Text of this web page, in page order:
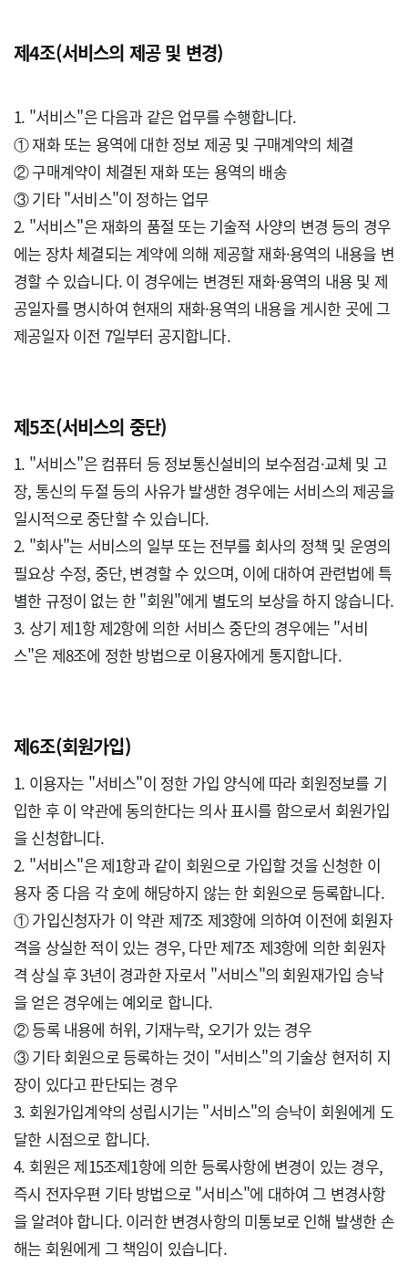
제4조(서비스의 제공 및 변경)
1. "서비스"은 다음과 같은 업무를 수행합니다.
① 재화 또는 용역에 대한 정보 제공 및 구매계약의 체결
② 구매계약이 체결된 재화 또는 용역의 배송
③ 기타 "서비스"이 정하는 업무
2. "서비스"은 재화의 품절 또는 기술적 사양의 변경 등의 경우
에는 장차 체결되는 계약에 의해 제공할 재화·용역의 내용을 변
경할 수 있습니다. 이 경우에는 변경된 재화·용역의 내용 및 제
공일자를 명시하여 현재의 재화·용역의 내용을 게시한 곳에 그
제공일자 이전 7일부터 공지합니다.
제5조(서비스의 중단)
1. "서비스"은 컴퓨터 등 정보통신설비의 보수점검·교체 및 고
장, 통신의 두절 등의 사유가 발생한 경우에는 서비스의 제공을
일시적으로 중단할 수 있습니다.
2. "회사"는 서비스의 일부 또는 전부를 회사의 정책 및 운영의
필요상 수정, 중단, 변경할 수 있으며, 이에 대하여 관련법에 특
별한 규정이 없는 한 "회원"에게 별도의 보상을 하지 않습니다.
3. 상기 제1항 제2항에 의한 서비스 중단의 경우에는 "서비
스"은 제8조에 정한 방법으로 이용자에게 통지합니다.
제6조(회원가입)
1. 이용자는 "서비스"이 정한 가입 양식에 따라 회원정보를 기
입한 후 이 약관에 동의한다는 의사 표시를 함으로서 회원가입
을 신청합니다.
2. "서비스"은 제1항과 같이 회원으로 가입할 것을 신청한 이
용자 중 다음 각 호에 해당하지 않는 한 회원으로 등록합니다.
① 가입신청자가 이 약관 제7조 제3항에 의하여 이전에 회원자
격을 상실한 적이 있는 경우, 다만 제7조 제3항에 의한 회원자
격 상실 후 3년이 경과한 자로서 "서비스"의 회원재가입 승낙
을 얻은 경우에는 예외로 합니다.
② 등록 내용에 허위, 기재누락, 오기가 있는 경우
③ 기타 회원으로 등록하는 것이 "서비스"의 기술상 현저히 지
장이 있다고 판단되는 경우
3. 회원가입계약의 성립시기는 "서비스"의 승낙이 회원에게 도
달한 시점으로 합니다.
4. 회원은 제15조제1항에 의한 등록사항에 변경이 있는 경우,
즉시 전자우편 기타 방법으로 "서비스"에 대하여 그 변경사항
을 알려야 합니다. 이러한 변경사항의 미통보로 인해 발생한 손
해는 회원에게 그 책임이 있습니다.